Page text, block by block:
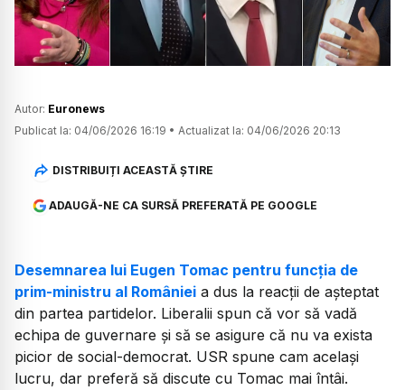
Autor: Euronews
Publicat la: 04/06/2026 16:19 • Actualizat la: 04/06/2026 20:13
DISTRIBUIȚI ACEASTĂ ȘTIRE
ADAUGĂ-NE CA SURSĂ PREFERATĂ PE GOOGLE
Desemnarea lui Eugen Tomac pentru funcția de
prim-ministru al României a dus la reacții de așteptat
din partea partidelor. Liberalii spun că vor să vadă
echipa de guvernare și să se asigure că nu va exista
picior de social-democrat. USR spune cam același
lucru, dar preferă să discute cu Tomac mai întâi.